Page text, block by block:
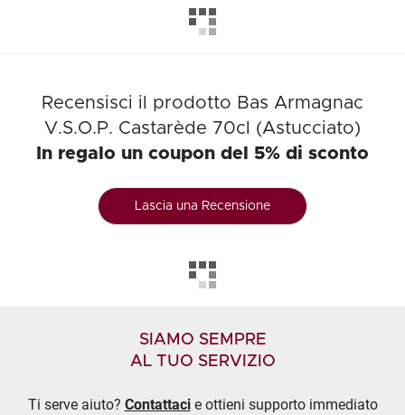
Recensisci il prodotto Bas Armagnac
V.S.O.P. Castarède 70cl (Astucciato)
In regalo un coupon del 5% di sconto
Lascia una Recensione
SIAMO SEMPRE
AL TUO SERVIZIO
Ti serve aiuto? Contattacie ottieni supporto immediato